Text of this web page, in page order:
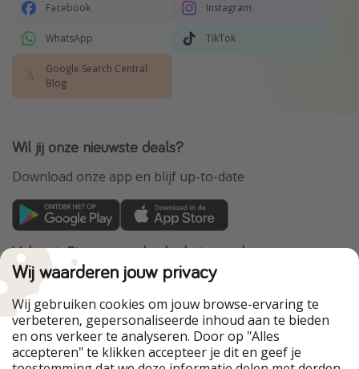
Facebook Instagram
WhatsApp TikTok
Google Search Central
Blog
Wil jij onze nieuwste deals?
Download onze app en blijf up-to-date
VakantiePiraten maakt deel uit van de
HolidayPirates Group
Onze markten
PiratinViaggio
HolidayPirates
WakacyjniPiraci
VoyagesPirates
Ferienpiraten
Urlaubspiraten
Wij waarderen jouw privacy
Wij gebruiken cookies om jouw browse-ervaring te
verbeteren, gepersonaliseerde inhoud aan te bieden
en ons verkeer te analyseren. Door op "Alles
accepteren" te klikken accepteer je dit en geef je